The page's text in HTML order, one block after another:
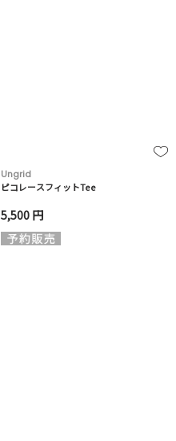
Ungrid
ピコレースフィットTee
5,500 円